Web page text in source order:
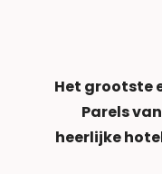
Het grootste
Parels
heerlijke